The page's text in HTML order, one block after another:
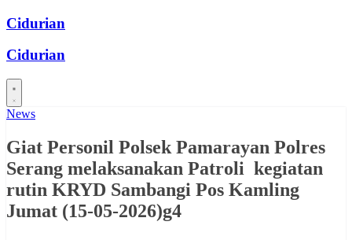
Skip
content
Cidurian
Cidurian
News
Giat Personil Polsek Pamarayan Polres
Serang melaksanakan Patroli kegiatan
rutin KRYD Sambangi Pos Kamling
Jumat (15-05-2026)g4